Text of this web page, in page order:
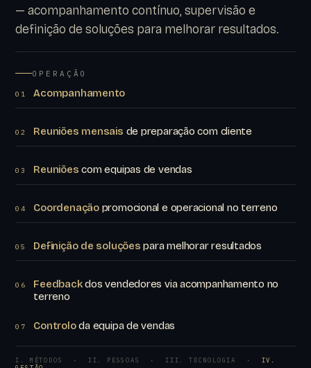
— acompanhamento contínuo, supervisão e
definição de soluções para melhorar resultados.
OPERAÇÃO
01 Acompanhamento
02 Reuniões mensais de preparação com cliente
03 Reuniões com equipas de vendas
04 Coordenaçãopromocional e operacional no terreno
05 Definição de soluções para melhorar resultados
06 Feedbackdos vendedores via acompanhamento no
terreno
07 Controloda equipa de vendas
I. MÉTODOS · II. PESSOAS · III. TECNOLOGIA ·
IV.